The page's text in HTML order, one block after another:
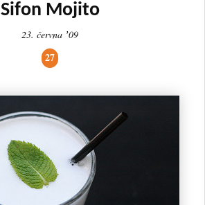
Sifon Mojito
23. června ʼ09
27